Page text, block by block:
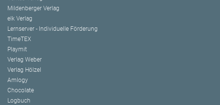
Mildenberger Verlag
elk Verlag
Lernserver - Individuelle Förderung
TimeTEX
Playmit
Verlag Weber
Verlag Hölzel
Amlogy
Chocolate
Logbuch